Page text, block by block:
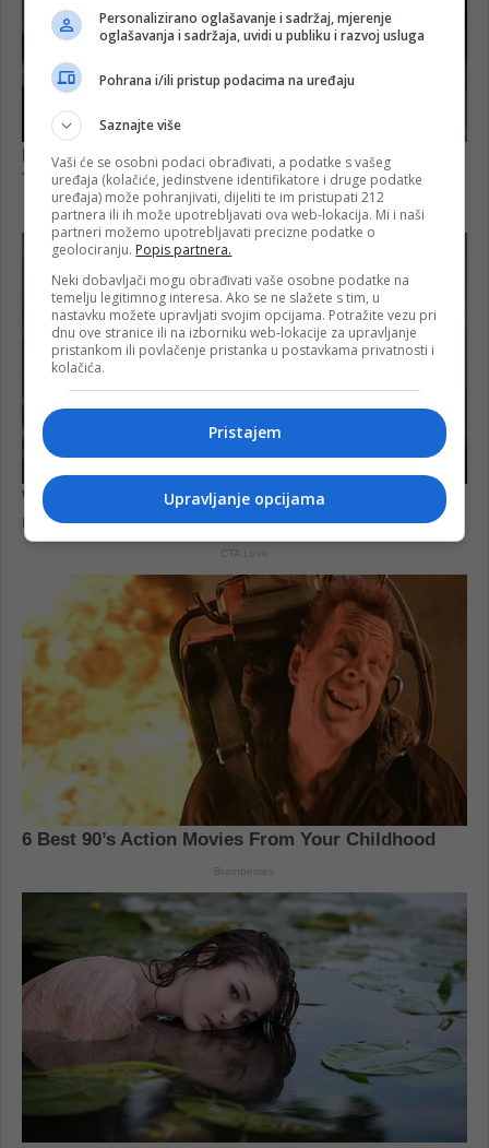
Personalizirano oglašavanje i sadržaj, mjerenje
oglašavanja i sadržaja, uvidi u publiku i razvoj usluga
Pohrana i/ili pristup podacima na uređaju
Saznajte više
Vaši će se osobni podaci obrađivati, a podatke s vašeg
uređaja (kolačiće, jedinstvene identifikatore i druge podatke
uređaja) može pohranjivati, dijeliti te im pristupati 212
partnera ili ih može upotrebljavati ova web-lokacija. Mi i naši
partneri možemo upotrebljavati precizne podatke o
geolociranju. Popis partnera.
Neki dobavljači mogu obrađivati vaše osobne podatke na
temelju legitimnog interesa. Ako se ne slažete s tim, u
nastavku možete upravljati svojim opcijama. Potražite vezu pri
dnu ove stranice ili na izborniku web-lokacije za upravljanje
pristankom ili povlačenje pristanka u postavkama privatnosti i
kolačića.
Pristajem
Upravljanje opcijama